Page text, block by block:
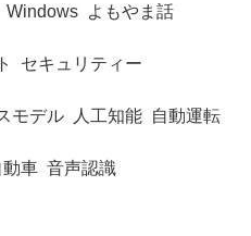
Windows よもやま話
セキュリティー
モデル 人工知能 自動運転
動車 音声認識